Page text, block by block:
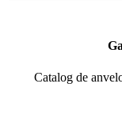
Catalog de